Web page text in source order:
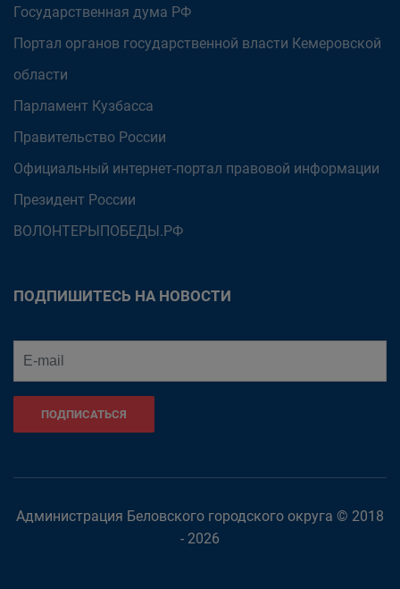
Государственная дума РФ
Портал органов государственной власти Кемеровской
области
Парламент Кузбасса
Правительство России
Официальный интернет-портал правовой информации
Президент России
ВОЛОНТЕРЫПОБЕДЫ.РФ
ПОДПИШИТЕСЬ НА НОВОСТИ
ПОДПИСАТЬСЯ
Администрация Беловского городского округа © 2018
- 2026